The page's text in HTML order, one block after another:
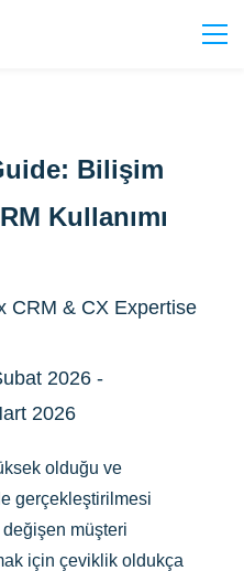
Bilişim
Kullanımı
CRM & CX Expertise
2026 -
2026
olduğu ve
gerçekleştirilmesi
müşteri
için çeviklik oldukça